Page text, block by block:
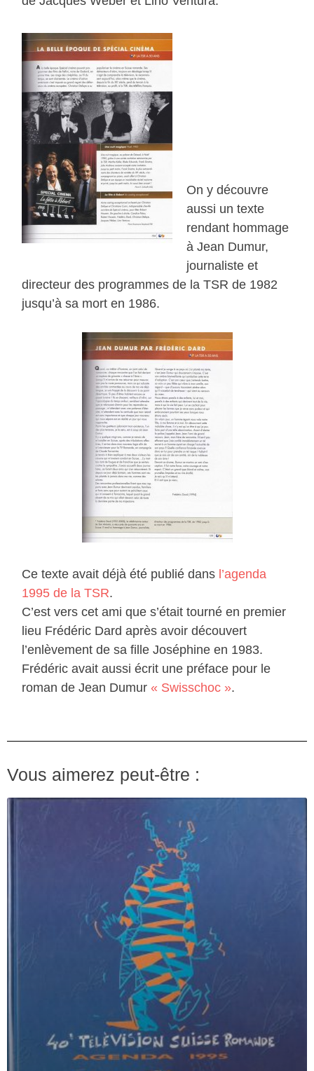
On y découvre
aussi un texte
rendant hommage
à Jean Dumur,
journaliste et
directeur des programmes de la TSR de 1982
jusqu’à sa mort en 1986.
Ce texte avait déjà été publié dans l’agenda
1995 de la TSR.
C’est vers cet ami que s’était tourné en premier
lieu Frédéric Dard après avoir découvert
l’enlèvement de sa fille Joséphine en 1983.
Frédéric avait aussi écrit une préface pour le
roman de Jean Dumur« Swisschoc ».
Vous aimerez peut-être :